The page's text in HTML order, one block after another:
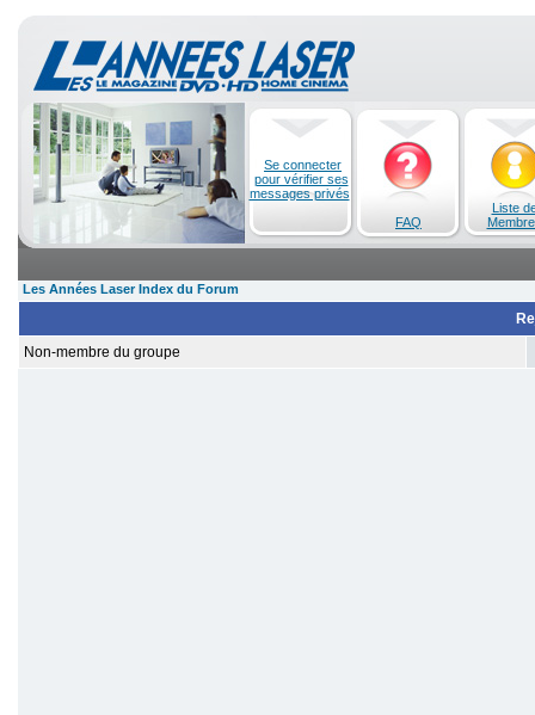
Se connecter
pour vérifier ses
messages privés
FAQ
Liste
Les Années Laser Index du Forum
Non-membre du groupe